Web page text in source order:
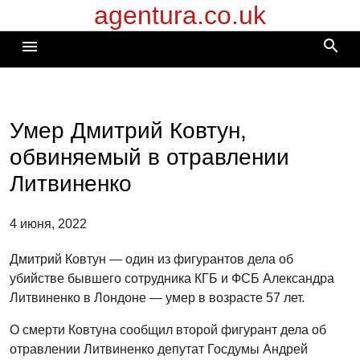
к
содержимому
agentura.co.uk
menu search
Умер Дмитрий Ковтун,
обвиняемый в отравлении
Литвиненко
4 июня, 2022
Дмитрий Ковтун — один из фигурантов дела об
убийстве бывшего сотрудника КГБ и ФСБ Александра
Литвиненко в Лондоне — умер в возрасте 57 лет.
О смерти Ковтуна сообщил второй фигурант дела об
отравлении Литвиненко депутат Госдумы Андрей